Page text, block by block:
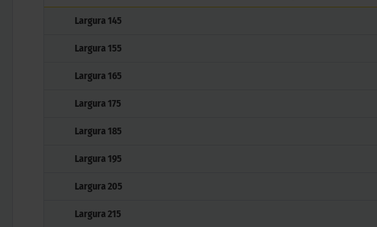
Largura 145
Largura 155
Largura 165
Largura 175
Largura 185
Largura 195
Largura 205
Largura 215